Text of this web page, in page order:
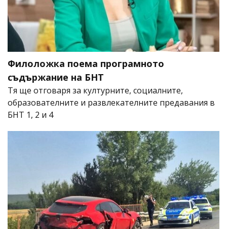
Филоложка поема програмното
съдържание на БНТ
Тя ще отговаря за културните, социалните,
образователните и развлекателните предавания в
БНТ 1, 2 и 4